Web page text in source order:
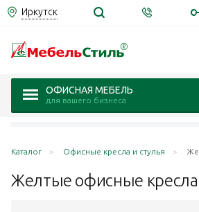
Иркутск
ОФИСНАЯ МЕБЕЛЬ
для вашего бизнеса
Каталог Офисные кресла и стулья
Желтые офисные кресла